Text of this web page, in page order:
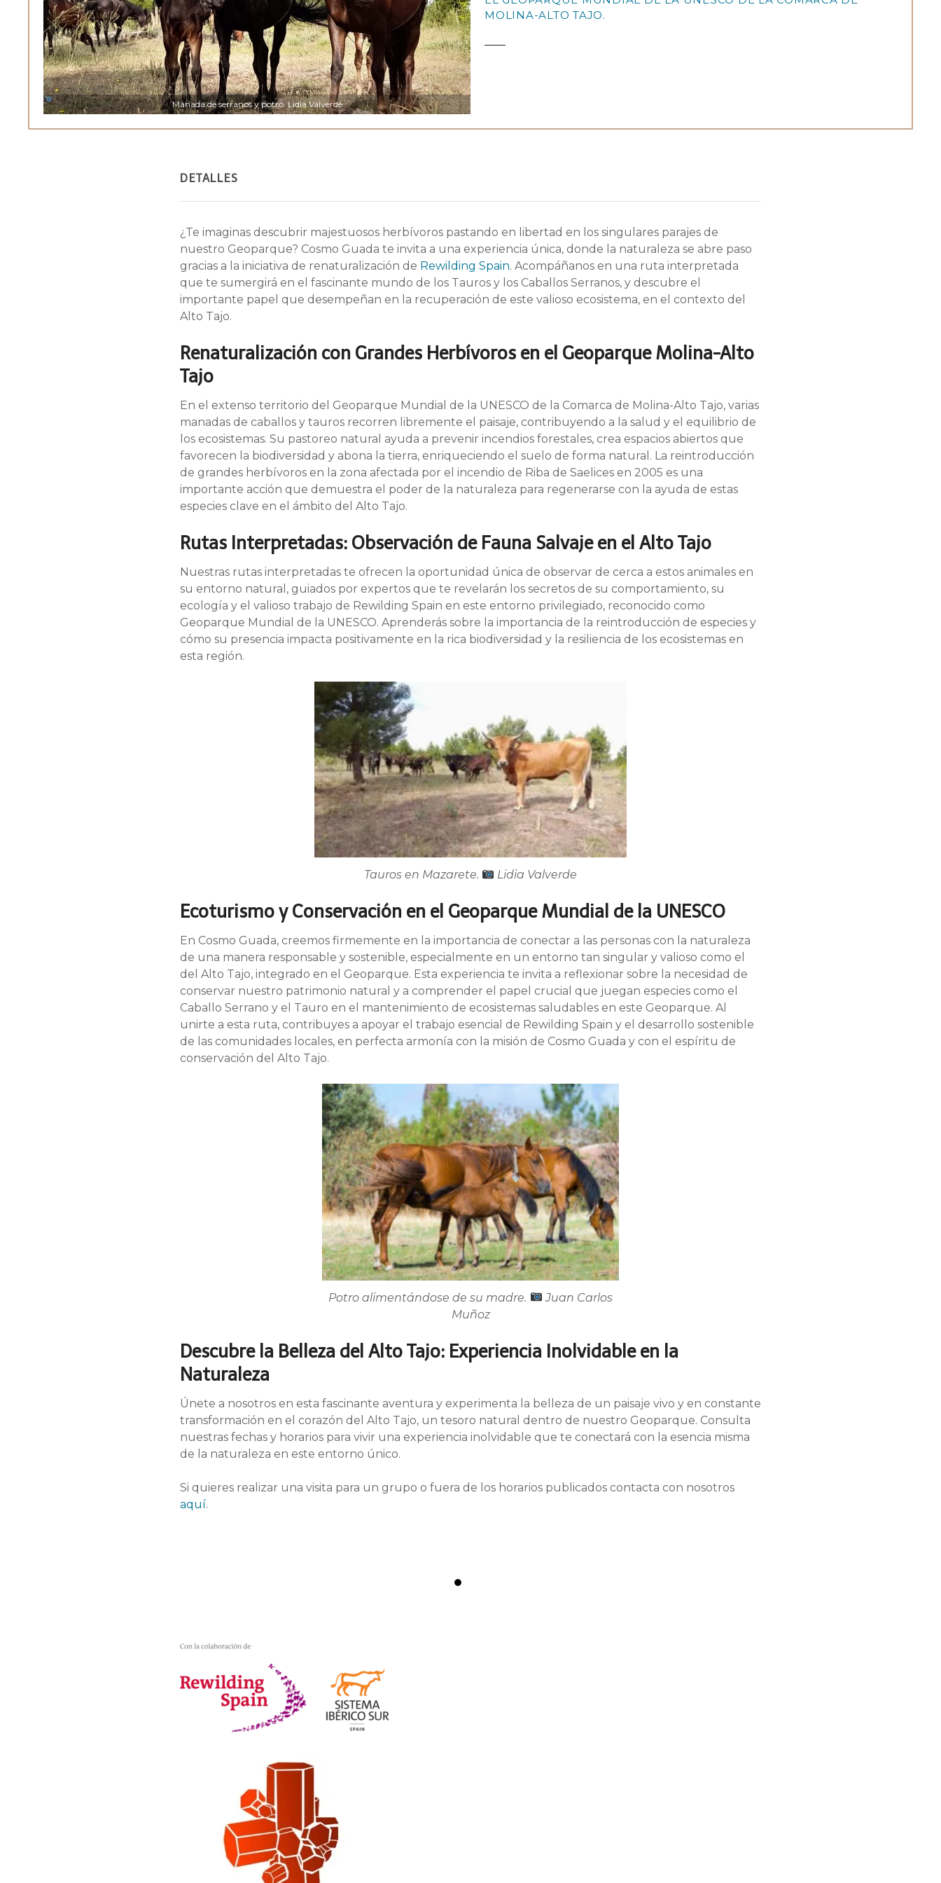
Manada de serranos y potro.Lidia Valverde
MOLINA-ALTO TAJO.
DETALLES
¿Te imaginas descubrir majestuosos herbívoros pastando en libertad en los singulares parajes de
nuestro Geoparque? Cosmo Guada te invita a una experiencia única, donde la naturaleza se abre paso
gracias a la iniciativa de renaturalización de Rewilding Spain. Acompáñanos en una ruta interpretada
que te sumergirá en el fascinante mundo de los Tauros y los Caballos Serranos, y descubre el
importante papel que desempeñan en la recuperación de este valioso ecosistema, en el contexto del
Alto Tajo.
Renaturalización con Grandes Herbívoros en el Geoparque Molina-Alto
Tajo
En el extenso territorio del Geoparque Mundial de la UNESCO de la Comarca de Molina-Alto Tajo, varias
manadas de caballos y tauros recorren libremente el paisaje, contribuyendo a la salud y el equilibrio de
los ecosistemas. Su pastoreo natural ayuda a prevenir incendios forestales, crea espacios abiertos que
favorecen la biodiversidad y abona la tierra, enriqueciendo el suelo de forma natural. La reintroducción
de grandes herbívoros en la zona afectada por el incendio de Riba de Saelices en 2005 es una
importante acción que demuestra el poder de la naturaleza para regenerarse con la ayuda de estas
especies clave en el ámbito del Alto Tajo.
Rutas Interpretadas: Observación de Fauna Salvaje en el Alto Tajo
Nuestras rutas interpretadas te ofrecen la oportunidad única de observar de cerca a estos animales en
su entorno natural, guiados por expertos que te revelarán los secretos de su comportamiento, su
ecología y el valioso trabajo de Rewilding Spain en este entorno privilegiado, reconocido como
Geoparque Mundial de la UNESCO. Aprenderás sobre la importancia de la reintroducción de especies y
cómo su presencia impacta positivamente en la rica biodiversidad y la resiliencia de los ecosistemas en
esta región.
Tauros en Mazarete. Lidia Valverde
Ecoturismo y Conservación en el Geoparque Mundial de la UNESCO
En Cosmo Guada, creemos firmemente en la importancia de conectar a las personas con la naturaleza
de una manera responsable y sostenible, especialmente en un entorno tan singular y valioso como el
del Alto Tajo, integrado en el Geoparque. Esta experiencia te invita a reflexionar sobre la necesidad de
conservar nuestro patrimonio natural y a comprender el papel crucial que juegan especies como el
Caballo Serrano y el Tauro en el mantenimiento de ecosistemas saludables en este Geoparque. Al
unirte a esta ruta, contribuyes a apoyar el trabajo esencial de Rewilding Spain y el desarrollo sostenible
de las comunidades locales, en perfecta armonía con la misión de Cosmo Guada y con el espíritu de
conservación del Alto Tajo.
Potro alimentándose de su madre.
Juan Carlos
Muñoz
Descubre la Belleza del Alto Tajo: Experiencia Inolvidable en la
Naturaleza
Únete a nosotros en esta fascinante aventura y experimenta la belleza de un paisaje vivo y en constante
transformación en el corazón del Alto Tajo, un tesoro natural dentro de nuestro Geoparque. Consulta
nuestras fechas y horarios para vivir una experiencia inolvidable que te conectará con la esencia misma
de la naturaleza en este entorno único.
Si quieres realizar una visita para un grupo o fuera de los horarios publicados contacta con nosotros
aquí.